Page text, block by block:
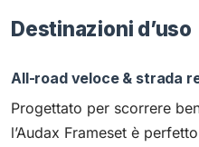
Destinazioni d’uso
All-road veloce & strada
Progettato per scorrere
l’Audax Frameset è